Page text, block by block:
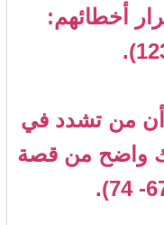
أخطائهم:
أن من تشدد في
واضح من قصة